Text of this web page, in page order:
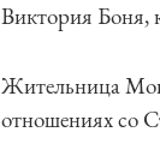
Виктория Боня,
Жительница
отношениях со